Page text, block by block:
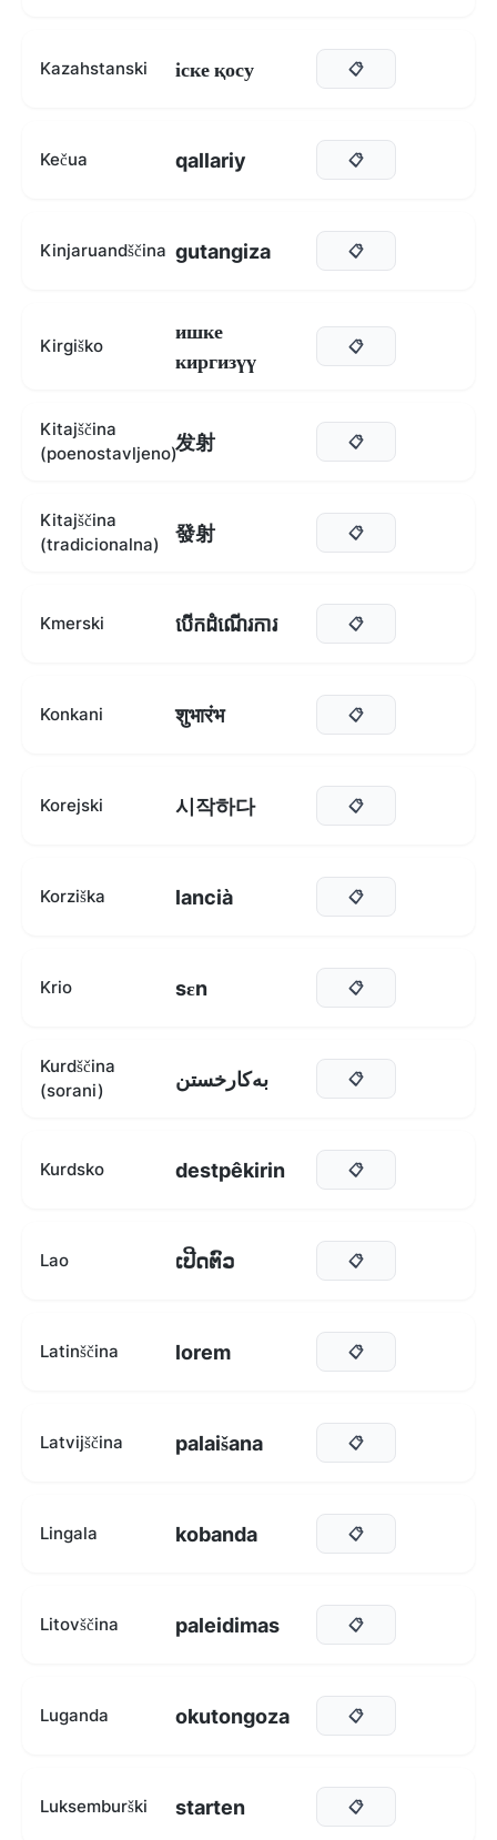
Kazahstanski іске қосу 📋
Kečua qallariy 📋
Kinjaruandščina gutangiza 📋
Kirgiško
ишке
киргизүү
📋
Kitajščina
(poenostavljeno)发射 📋
Kitajščina
(tradicionalna)
發射 📋
Kmerski បើកដំណើរការ 📋
Konkani शुभारंभ 📋
Korejski 시작하다 📋
Korziška lancià 📋
Krio sɛn 📋
Kurdščina
(sorani)
بەکارخستن 📋
Kurdsko destpêkirin 📋
Lao ເປີດຕົວ 📋
Latinščina lorem 📋
Latvijščina palaišana 📋
Lingala kobanda 📋
Litovščina paleidimas 📋
Luganda okutongoza 📋
Luksemburški starten 📋